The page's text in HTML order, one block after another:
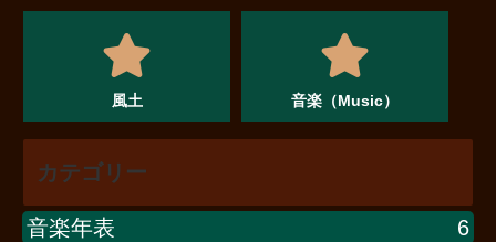
風土 音楽（Music）
カテゴリー
音楽年表
6